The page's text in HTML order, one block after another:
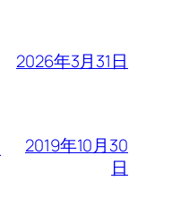
2026年3月31日
2019年10月30
日